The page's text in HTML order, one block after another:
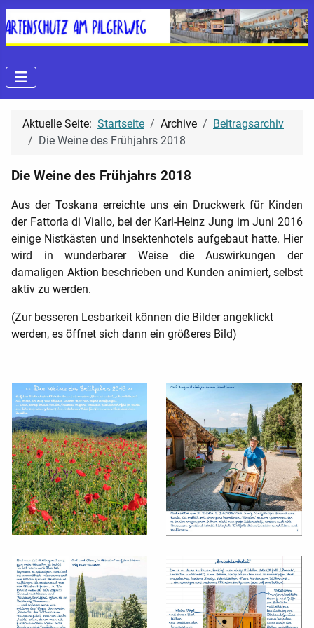
Aktuelle Seite: Startseite Archive
Beitragsarchiv
Die Weine des Frühjahrs 2018
Die Weine des Frühjahrs 2018
Aus der Toskana erreichte uns ein Druckwerk für Kinden
der Fattoria di Viallo, bei der Karl-Heinz Jung im Juni 2016
einige Nistkästen und Insektenhotels aufgebaut hatte. Hier
wird in wunderbarer Weise die Auswirkungen der
damaligen Aktion beschrieben und Kunden animiert, selbst
aktiv zu werden.
(Zur besseren Lesbarkeit können die Bilder angeklickt
werden, es öffnet sich dann ein größeres Bild)